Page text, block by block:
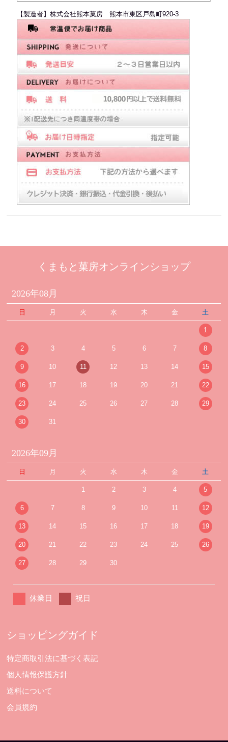
【製造者】株式会社熊本菓房 熊本市東区戸島町920-3
くまもと菓房オンラインショップ
2026年08月
日 月 火 水 木 金 土
1
2 3 4 5 6 7 8
9 10 11 12 13 14 15
16 17 18 19 20 21 22
23 24 25 26 27 28 29
30 31
2026年09月
日 月 火 水 木 金 土
1 2 3 4 5
6 7 8 9 10 11 12
13 14 15 16 17 18 19
20 21 22 23 24 25 26
27 28 29 30
休業日 祝日
ショッピングガイド
特定商取引法に基づく表記
個人情報保護方針
送料について
会員規約